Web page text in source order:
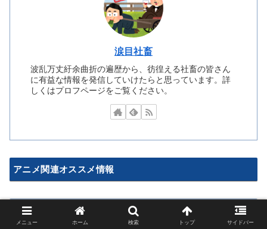
涙目社畜
波乱万丈紆余曲折の遍歴から、彷徨える社畜の皆さん
に有益な情報を発信していけたらと思っています。詳
しくはプロフページをご覧ください。
アニメ関連オススメ情報
ゲーム関連オススメ情報
メニュー ホーム 検索 トップ サイドバー